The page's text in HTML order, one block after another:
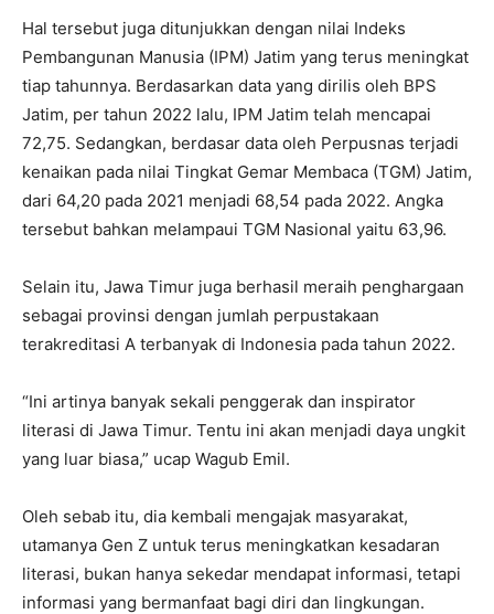
Hal tersebut juga ditunjukkan dengan nilai Indeks
Pembangunan Manusia (IPM) Jatim yang terus meningkat
tiap tahunnya. Berdasarkan data yang dirilis oleh BPS
Jatim, per tahun 2022 lalu, IPM Jatim telah mencapai
72,75. Sedangkan, berdasar data oleh Perpusnas terjadi
kenaikan pada nilai Tingkat Gemar Membaca (TGM) Jatim,
dari 64,20 pada 2021 menjadi 68,54 pada 2022. Angka
tersebut bahkan melampaui TGM Nasional yaitu 63,96.
Selain itu, Jawa Timur juga berhasil meraih penghargaan
sebagai provinsi dengan jumlah perpustakaan
terakreditasi A terbanyak di Indonesia pada tahun 2022.
“Ini artinya banyak sekali penggerak dan inspirator
literasi di Jawa Timur. Tentu ini akan menjadi daya ungkit
yang luar biasa,” ucap Wagub Emil.
Oleh sebab itu, dia kembali mengajak masyarakat,
utamanya Gen Z untuk terus meningkatkan kesadaran
literasi, bukan hanya sekedar mendapat informasi, tetapi
informasi yang bermanfaat bagi diri dan lingkungan.